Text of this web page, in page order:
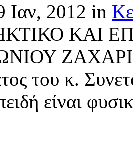
Ιαν, 2012 in
ΚΑΙ
του κ.
είναι